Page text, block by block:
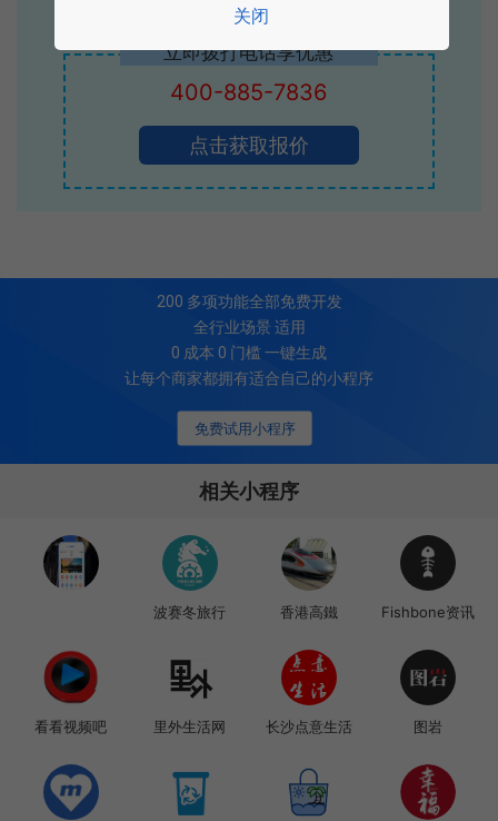
专业小程序、公众号H5 APP等软件开发
立即拨打电话享优惠
400-885-7836
点击获取报价
免费试用小程序
200 多项功能全部免费开发
全行业场景 适用
0 成本 0 门槛 一键生成
让每个商家都拥有适合自己的小程序
相关小程序
波赛冬旅行 香港高鐵 Fishbone资讯
看看视频吧 里外生活网 长沙点意生活 图岩
关闭